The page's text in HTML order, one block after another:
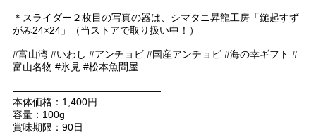
＊スライダー２枚目の写真の器は、シマタニ昇龍工房「鎚起すず
がみ24×24」（当ストアで取り扱い中！）
#富山湾 #いわし #アンチョビ #国産アンチョビ #海の幸ギフト #
富山名物 #氷見 #松本魚問屋
———————————————
本体価格：1,400円
容量：100g
賞味期限：90日